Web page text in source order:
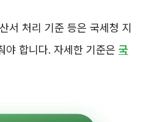
서 처리 기준 등은 국세청 지
야 합니다. 자세한 기준은 국